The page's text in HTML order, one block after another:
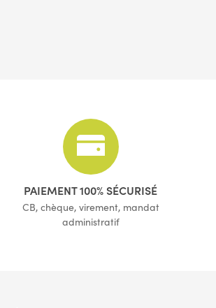
PAIEMENT 100% SÉCURISÉ
CB, chèque, virement, mandat
administratif